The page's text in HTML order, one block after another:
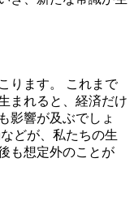
ります。
これまで
まれると、経済だけ
影響が及ぶでしょ
どが、私たちの生
も想定外のことが